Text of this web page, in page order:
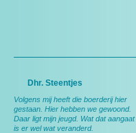
Dhr. Steentjes
Volgens mij heeft die boerderij hier
gestaan. Hier hebben we gewoond.
Daar ligt mijn jeugd. Wat dat aangaat
is er wel wat veranderd.